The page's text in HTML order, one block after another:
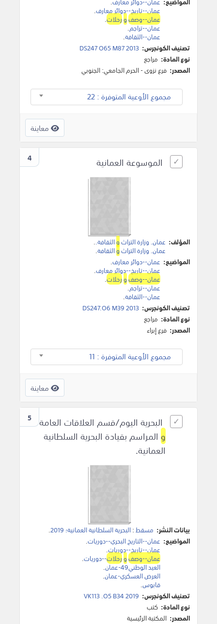
عمان--تاريخ--دوائر معارف.
عمان--وصفورحلات.
عمان--تراجم.
عمان--الثقافة.
تصنيف الكونجرس: DS247 O65 M87 2013
نوع المادة: مراجع
المصدر: فرع نزوى - الحرم الجامعي: الجنوبي
مجموع الأوعية المتوفرة : 22
معاينة
4 الموسوعة العمانية
المؤلف: ‫عمان. وزارة التراثوالثقافة.‬.
عمان. وزارة التراثوالثقافة.
المواضيع: عمان--دوائر معارف.
عمان--تاريخ--دوائر معارف.
عمان--وصفورحلات.
عمان--تراجم.
عمان--الثقافة.
تصنيف الكونجرس: DS247.O6 M39 2013
نوع المادة: مراجع
المصدر: فرع إبراء
مجموع الأوعية المتوفرة : 11
معاينة
5
البحرية اليوم/قسم العلاقات العامة
و المراسم بقيادة البحرية السلطانية
العمانية.
بيانات النشر: مسقط:البحرية السلطانية العمانية؛ 2019
.
المواضيع: عمان--التاريخ البحري--دوريات.
عمان--تاريخ--دوريات.
عمان--وصفورحلات--دوريات.
العيد الوطني49-عمان .
العرض العسكري-عمان.
قابوس.
تصنيف الكونجرس: VK113 .O5 B34 2019
نوع المادة: كتب
المصدر: المكتبة الرئيسية